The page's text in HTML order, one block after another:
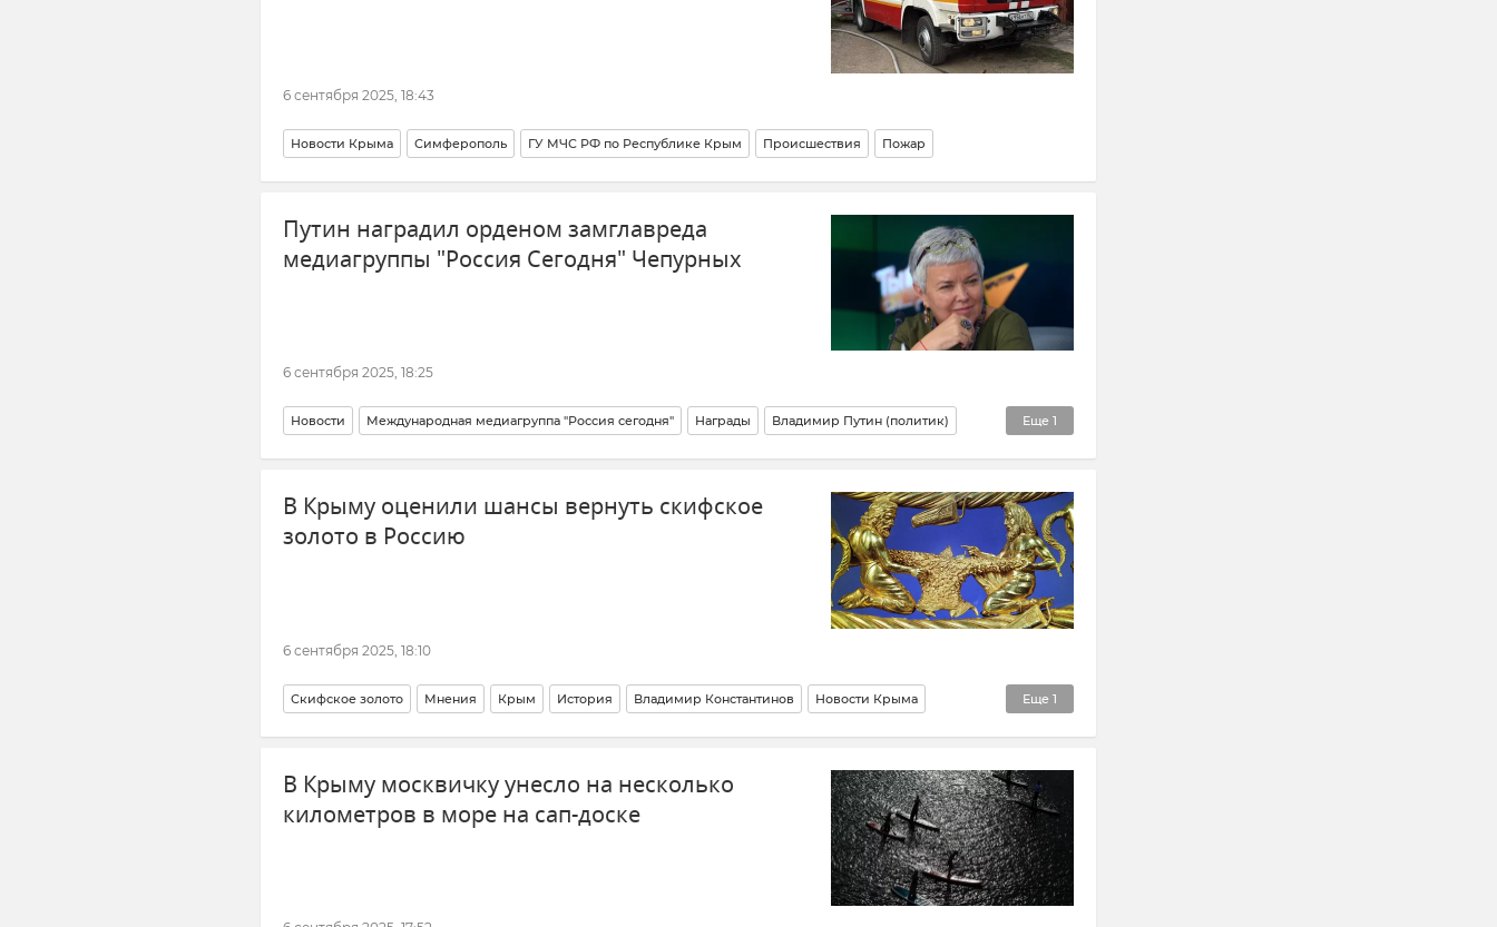
6 сентября 2025, 18:43
Новости Крыма Симферополь ГУ МЧС РФ по Республике Крым Происшествия Пожар
Путин наградил орденом замглавреда
медиагруппы "Россия Сегодня" Чепурных
6 сентября 2025, 18:25
Еще 1
Новости Международная медиагруппа "Россия сегодня" Награды Владимир Путин (политик)
СМИ
В Крыму оценили шансы вернуть скифское
золото в Россию
6 сентября 2025, 18:10
Еще 1
Скифское золото Мнения Крым История Владимир Константинов Новости Крыма
Украина
В Крыму москвичку унесло на несколько
километров в море на сап-доске